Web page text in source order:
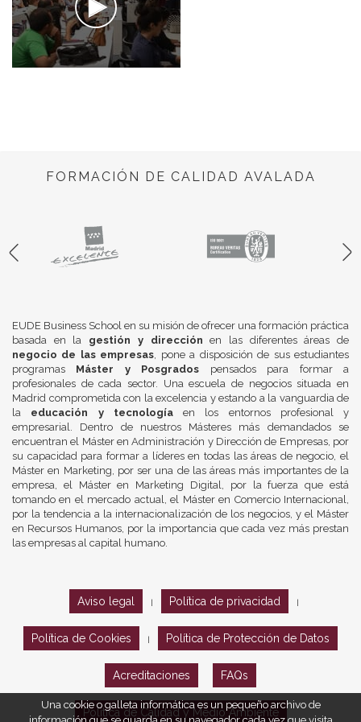
FORMACIÓN DE CALIDAD AVALADA
EUDE Business School en su misión de ofrecer una formación práctica
basada en la gestión y dirección en las diferentes áreas de
negocio de las empresas , pone a disposición de sus estudiantes
programas Máster y Posgrados pensados para formar a
profesionales de cada sector. Una escuela de negocios situada en
Madrid comprometida con la excelencia y estando a la vanguardia de
la educación y tecnologíaen los entornos profesional y
empresarial. Dentro de nuestros Másteres más demandados se
encuentran el Máster en Administración y Dirección de Empresas, por
su capacidad para formar a líderes en todas las áreas de negocio, el
Máster en Marketing, por ser una de las áreas más importantes de la
empresa, el Máster en Marketing Digital, por la fuerza que está
tomando en el mercado actual, el Máster en Comercio Internacional,
por la tendencia a la internacionalización de los negocios, y el Máster
en Recursos Humanos, por la importancia que cada vez más prestan
las empresas al capital humano.
Aviso legal Política de privacidad
Política de Cookies Política de Protección de Datos
Acreditaciones FAQs
Política de Calidad y Medio Ambiente
Una cookie o galleta informática es un pequeño archivo de